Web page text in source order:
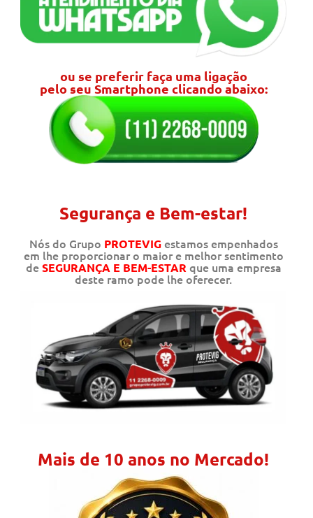
ou se preferir faça uma ligação
pelo seu Smartphone clicando abaixo:
Segurança e Bem-estar!
Nós do Grupo PROTEVIGestamos empenhados
em lhe proporcionar o maior e melhor sentimento
deSEGURANÇA E BEM-ESTAR que uma empresa
deste ramo pode lhe oferecer.
Mais de 10 anos no Mercado!